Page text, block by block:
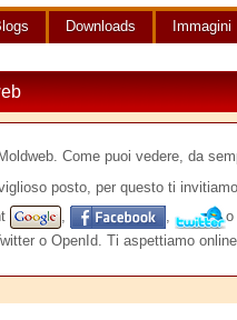
Downloads Immagini
Come puoi vedere, da
posto, per questo ti
, , o
o OpenId. Ti aspettiamo